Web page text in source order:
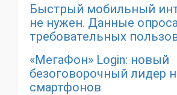
Быстрый мобильный
не нужен. Данные
требовательных
«МегаФон» Login: новый
безоговорочный лидер
смартфонов